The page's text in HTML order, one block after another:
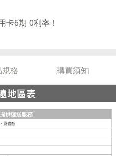
卡6期 0利率！
格 購買須知